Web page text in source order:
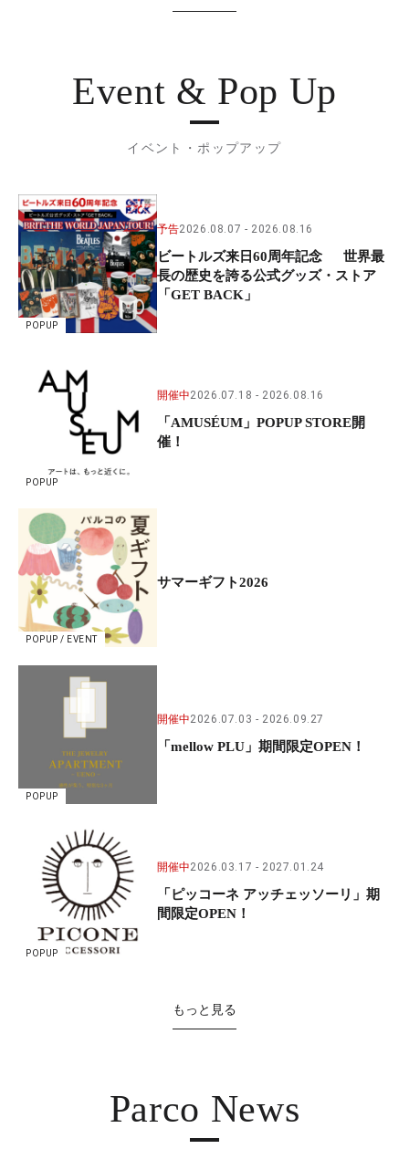
Event & Pop Up
イベント・ポップアップ
POPUP
予告2026.08.07 2026.08.16
ビートルズ来日60周年記念 世界最
長の歴史を誇る公式グッズ・ストア
「GET BACK」
POPUP
開催中2026.07.18 2026.08.16
「AMUSÉUM」POPUP STORE開
催！
POPUP / EVENT
サマーギフト2026
POPUP
開催中2026.07.03 2026.09.27
「mellow PLU」期間限定OPEN！
POPUP
開催中2026.03.17 2027.01.24
「ピッコーネ アッチェッソーリ」期
間限定OPEN！
もっと見る
Parco News